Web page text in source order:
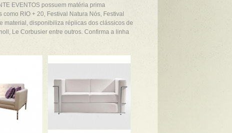
EVENTOS possuem matéria prima
RIO + 20, Festival Natura Nós, Festival
material, disponibiliza réplicas dos clássicos de
Le Corbusier entre outros. Confirma a linha